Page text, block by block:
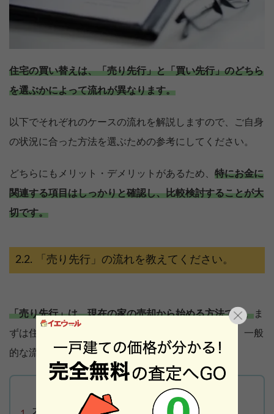
住宅の買い替えは、「売り先行」と「買い先行」のどちら
を選ぶかによって流れが異なります。
以下でそれぞれのケースの流れを解説しますので、ご自身
の状況に合った方法を選ぶための参考にしてください。
どちらにもメリット・デメリットがあるため、 特にお金に
関連する項目はしっかりと確認し、比較検討することが大
切です。
「売り先行」の流れを教えてください。
「売り先行」は、現在の家の売却から始める方法です。ま
ずは住宅の売却活動を進めることから始めましょう。一般
的な流れは以下の通りです。